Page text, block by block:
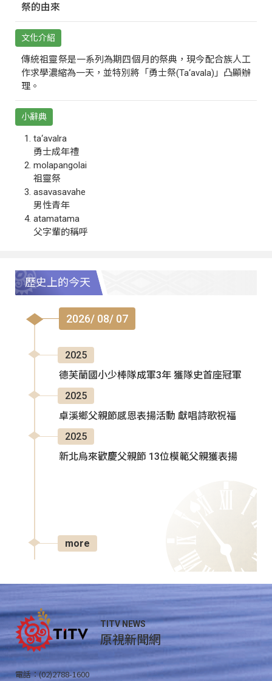
祭的由來
文化介紹
傳統祖靈祭是一系列為期四個月的祭典，現今配合族人工
作求學濃縮為一天，並特別將「勇士祭(Ta‘avala)」凸顯辦
理。
小辭典
ta‘avalra
勇士成年禮
molapangolai
祖靈祭
asavasavahe
男性青年
atamatama
父字輩的稱呼
歷史上的今天
2026/ 08/ 07
2025
德芙蘭國小少棒隊成軍3年 獲隊史首座冠軍
2025
卓溪鄉父親節感恩表揚活動 獻唱詩歌祝福
2025
新北烏來歡慶父親節 13位模範父親獲表揚
more
TITV NEWS
原視新聞網
電話：(02)2788-1600